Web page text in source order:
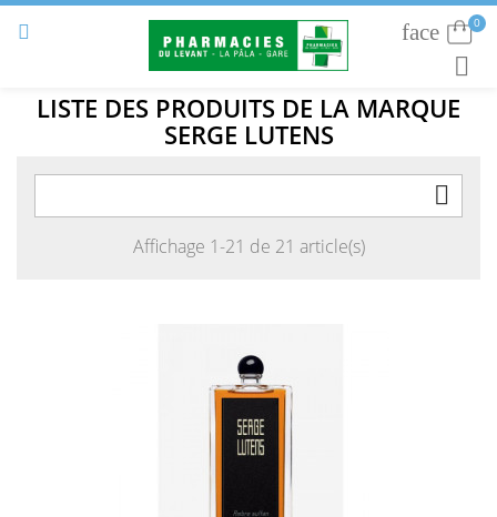
 0
faceConnexion

LISTE DES PRODUITS DE LA MARQUE
SERGE LUTENS

Affichage 1-21 de 21 article(s)